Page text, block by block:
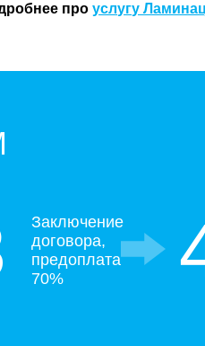
проуслугу
Заключение
договора,
предоплата
70%